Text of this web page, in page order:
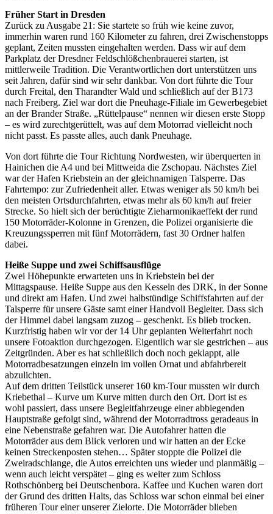
Früher Start in Dresden
Zurück zu Ausgabe 21: Sie startete so früh wie keine zuvor,
immerhin waren rund 160 Kilometer zu fahren, drei Zwischenstopps
geplant, Zeiten mussten eingehalten werden. Dass wir auf dem
Parkplatz der Dresdner Feldschlößchenbrauerei starten, ist
mittlerweile Tradition. Die Verantwortlichen dort unterstützen uns
seit Jahren, dafür sind wir sehr dankbar. Von dort führte die Tour
durch Freital, den Tharandter Wald und schließlich auf der B173
nach Freiberg. Ziel war dort die Pneuhage-Filiale im Gewerbegebiet
an der Brander Straße. „Rüttelpause“ nennen wir diesen erste Stopp
– es wird zurechtgerüttelt, was auf dem Motorrad vielleicht noch
nicht passt. Es passte alles, auch dank Pneuhage.
Von dort führte die Tour Richtung Nordwesten, wir überquerten in
Hainichen die A4 und bei Mittweida die Zschopau. Nächstes Ziel
war der Hafen Kriebstein an der gleichnamigen Talsperre. Das
Fahrtempo: zur Zufriedenheit aller. Etwas weniger als 50 km/h bei
den meisten Ortsdurchfahrten, etwas mehr als 60 km/h auf freier
Strecke. So hielt sich der berüchtigte Zieharmonikaeffekt der rund
150 Motorräder-Kolonne in Grenzen, die Polizei organisierte die
Kreuzungssperren mit fünf Motorrädern, fast 30 Ordner halfen
dabei.
Heiße Suppe und zwei Schiffsausflüge
Zwei Höhepunkte erwarteten uns in Kriebstein bei der
Mittagspause. Heiße Suppe aus den Kesseln des DRK, in der Sonne
und direkt am Hafen. Und zwei halbstündige Schiffsfahrten auf der
Talsperre für unsere Gäste samt einer Handvoll Begleiter. Dass sich
der Himmel dabei langsam zuzog – geschenkt. Es blieb trocken.
Kurzfristig haben wir vor der 14 Uhr geplanten Weiterfahrt noch
unsere Fotoaktion durchgezogen. Eigentlich war sie gestrichen – aus
Zeitgründen. Aber es hat schließlich doch noch geklappt, alle
Motorradbesatzungen einzeln im vollen Ornat und abfahrbereit
abzulichten.
Auf dem dritten Teilstück unserer 160 km-Tour mussten wir durch
Kriebethal – Kurve um Kurve mitten durch den Ort. Dort ist es
wohl passiert, dass unsere Begleitfahrzeuge einer abbiegenden
Hauptstraße gefolgt sind, während der Motorradtross geradeaus in
eine Nebenstraße gefahren war. Die Autofahrer hatten die
Motorräder aus dem Blick verloren und wir hatten an der Ecke
keinen Streckenposten stehen… Später stoppte die Polizei die
Zweiradschlange, die Autos erreichten uns wieder und planmäßig –
wenn auch leicht verspätet – ging es weiter zum Schloss
Rothschönberg bei Deutschenbora. Kaffee und Kuchen waren dort
der Grund des dritten Halts, das Schloss war schon einmal bei einer
früheren Tour einer unserer Zielorte. Die Motorräder blieben